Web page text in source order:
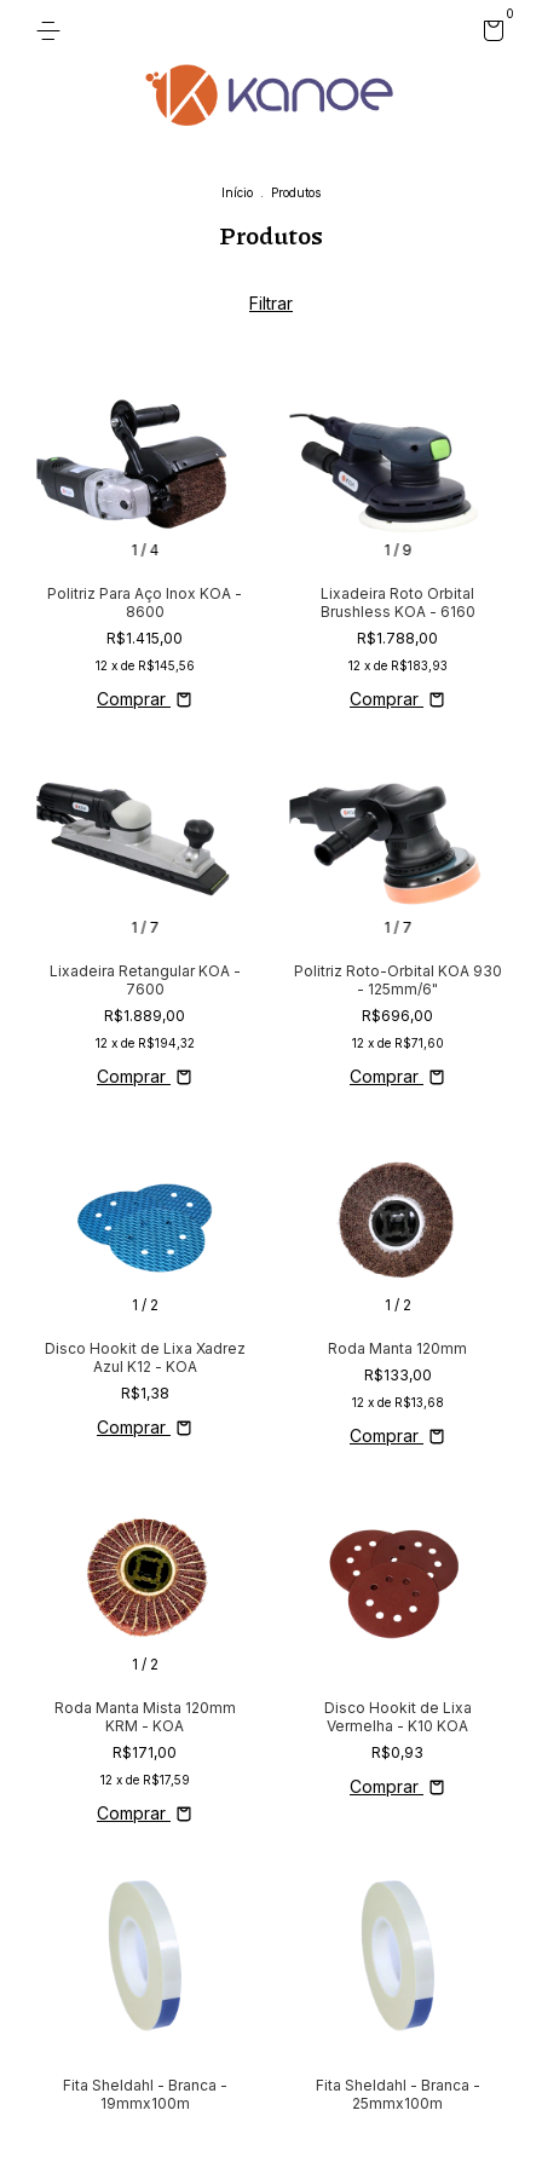
0
Início Produtos
Produtos
Filtrar
1 / 4
Politriz Para Aço Inox KOA -
8600
R$1.415,00
12 x de R$145,56
Comprar
1 / 9
Lixadeira Roto Orbital
Brushless KOA - 6160
R$1.788,00
12 x de R$183,93
Comprar
1 / 7
Lixadeira Retangular KOA -
7600
R$1.889,00
12 x de R$194,32
Comprar
1 / 7
Politriz Roto-Orbital KOA 930
- 125mm/6"
R$696,00
12 x de R$71,60
Comprar
1 / 2
Disco Hookit de Lixa Xadrez
Azul K12 - KOA
R$1,38
Comprar
1 / 2
Roda Manta 120mm
R$133,00
12 x de R$13,68
Comprar
1 / 2
Roda Manta Mista 120mm
KRM - KOA
R$171,00
12 x de R$17,59
Comprar
Disco Hookit de Lixa
Vermelha - K10 KOA
R$0,93
Comprar
Fita Sheldahl - Branca -
19mmx100m
Fita Sheldahl - Branca -
25mmx100m